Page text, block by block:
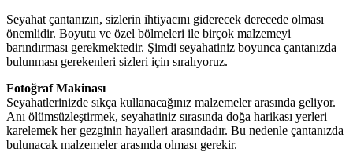
Seyahat çantanızın, sizlerin ihtiyacını giderecek derecede olması
önemlidir. Boyutu ve özel bölmeleri ile birçok malzemeyi
barındırması gerekmektedir. Şimdi seyahatiniz boyunca çantanızda
bulunması gerekenleri sizleri için sıralıyoruz.
Fotoğraf Makinası
Seyahatlerinizde sıkça kullanacağınız malzemeler arasında geliyor.
Anı ölümsüzleştirmek, seyahatiniz sırasında doğa harikası yerleri
karelemek her gezginin hayalleri arasındadır. Bu nedenle çantanızda
bulunacak malzemeler arasında olması gerekir.